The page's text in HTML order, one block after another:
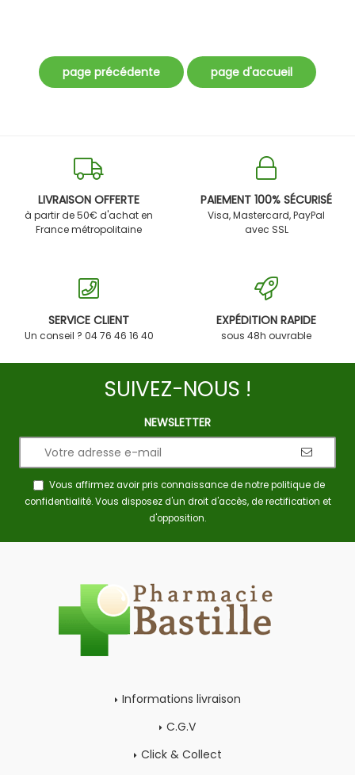
LIVRAISON OFFERTE
à partir de 50€ d'achat en
France métropolitaine
PAIEMENT 100% SÉCURISÉ
Visa, Mastercard, PayPal
avec SSL
SERVICE CLIENT
Un conseil ? 04 76 46 16 40
EXPÉDITION RAPIDE
sous 48h ouvrable
SUIVEZ-NOUS !
NEWSLETTER
Vous affirmez avoir pris connaissance de notrepolitique de
confidentialité. Vous disposez d'un droit d'accès, de rectification et
d'opposition.
Informations livraison
C.G.V
Click & Collect